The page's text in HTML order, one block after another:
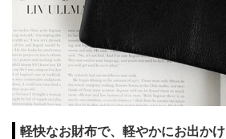
軽快なお財布で、軽やかにお出かけ